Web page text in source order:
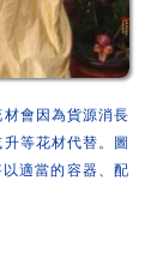
會因為貨源消長
等花材代替。圖
適當的容器、配